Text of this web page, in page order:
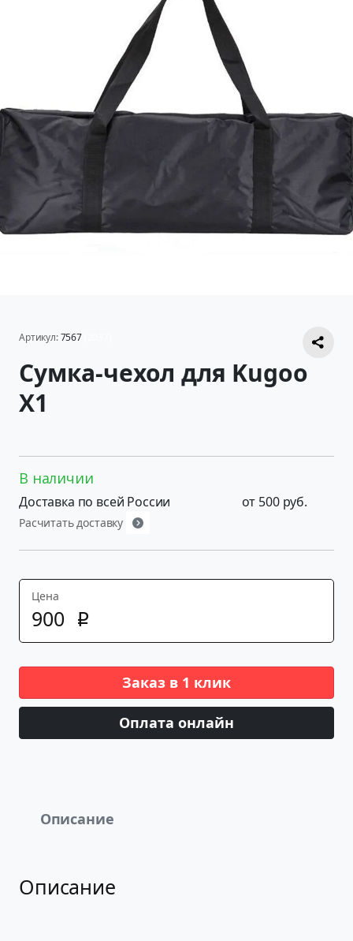
Артикул:7567
Сумка-чехол для Kugoo
X1
В наличии
Доставка по всей России
Расчитать доставку
от 500 руб.
Цена
900 p
Заказ в 1 клик
Оплата онлайн
Описание
Описание